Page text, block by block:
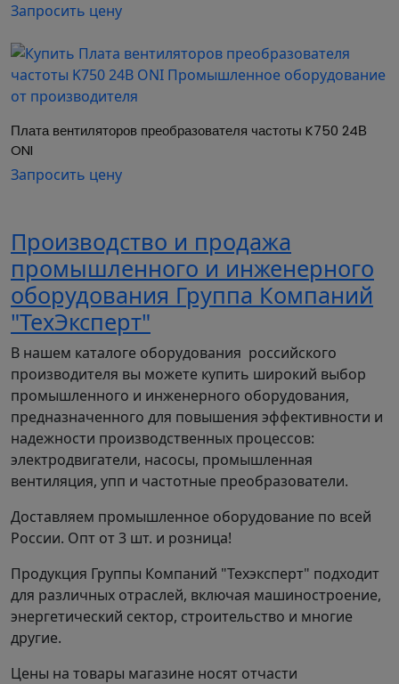
Отказное письмо 043 (PDF, 12.27 MB)
Паспорта и РЭ
Краткое руководство по эксплуатации (PDF,
Запросить цену
Плата вентиляторов преобразователя частоты K750 24В
ONI
Запросить цену
Производство и продажа
промышленного и инженерного
оборудования Группа Компаний
"ТехЭксперт"
В нашем каталоге оборудования российского
производителя вы можете купить широкий выбор
промышленного и инженерного оборудования,
предназначенного для повышения эффективности и
надежности производственных процессов:
электродвигатели, насосы, промышленная
вентиляция, упп и частотные преобразователи.
Доставляем промышленное оборудование по всей
России. Опт от 3 шт. и розница!
Продукция Группы Компаний "Техэксперт" подходит
для различных отраслей, включая машиностроение,
энергетический сектор, строительство и многие
другие.
Цены на товары магазине носят отчасти